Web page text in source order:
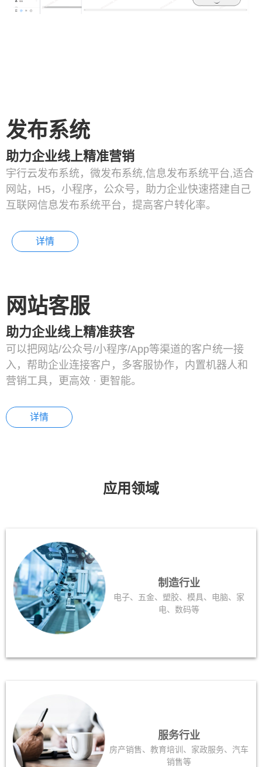
发布系统
助力企业线上精准营销
宇行云发布系统，微发布系统,信息发布系统平台,适合
网站，H5，小程序，公众号，助力企业快速搭建自己
互联网信息发布系统平台，提高客户转化率。
详情
网站客服
助力企业线上精准获客
可以把网站/公众号/小程序/App等渠道的客户统一接
入，帮助企业连接客户，多客服协作，内置机器人和
营销工具，更高效 · 更智能。
详情
应用领域
制造行业
电子、五金、塑胶、模具、电脑、家
电、数码等
服务行业
房产销售、教育培训、家政服务、汽车
销售等